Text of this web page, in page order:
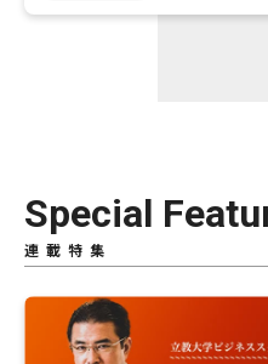
Special
連載特集